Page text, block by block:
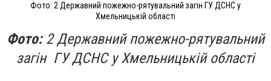
Фото: 2 Державний пожежно-рятувальний загін ГУ ДСНС у
Хмельницькій області
Фото:2 Державний пожежно-рятувальний
загін ГУ ДСНС у Хмельницькій області